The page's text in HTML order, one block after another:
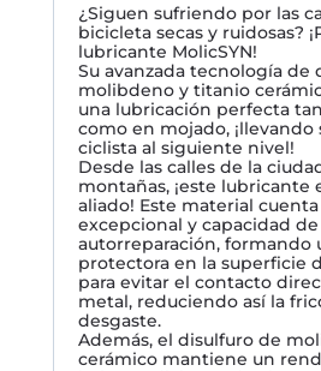
¿Siguen sufriendo por las
bicicleta secas y ruidosas?
lubricante MolicSYN!
Su avanzada tecnología de
molibdeno y titanio
una lubricación perfecta
como en mojado,
ciclista al siguiente nivel!
Desde las calles de la
montañas, ¡este lubricante
aliado! Este material
excepcional y capacidad de
autorreparación, formando
protectora en la superficie
para evitar el contacto
metal, reduciendo así la
desgaste.
Además, el disulfuro de
cerámico mantiene un